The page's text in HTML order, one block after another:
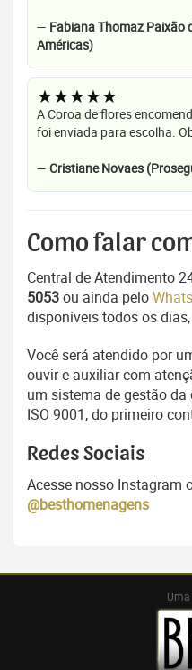
— Fabiana Thomaz Paixão
Américas)
★★★★★
A Coroa de flores
foi enviada para escolha.
— Cristiane Novaes
Como falar
Central de Atendimento
5053ou ainda pelo
disponíveis todos os
Você será atendido por
ouvir e auxiliar com
um sistema de gestão
ISO 9001, do primeiro
Redes Sociais
Acesse nosso Instagram
@besthomenagens